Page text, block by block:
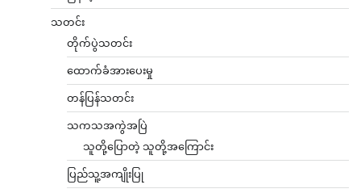
သတင်း
တိုက်ပွဲသတင်း
ထောက်ခံအားပေးမှု
တန်ပြန်သတင်း
သကသအကွဲအပြဲ
သူတို့ပြောတဲ့ သူတို့အကြောင်း
ပြည်သူ့အကျိုးပြု